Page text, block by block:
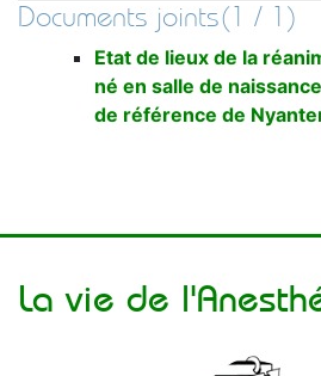
Loading PDF 100%
Documents joints(1 / 1)
Etat de lieux de la
né en salle de
de référence de
La vie de